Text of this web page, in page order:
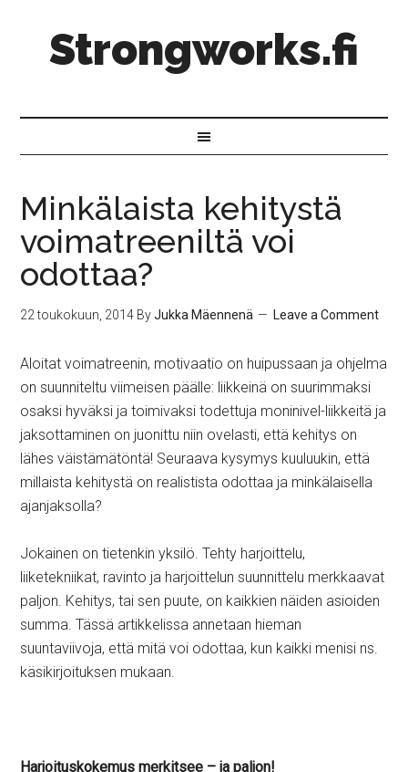
Strongworks.fi
Minkälaista kehitystä
voimatreeniltä voi
odottaa?
22 toukokuun, 2014 ByJukka Mäennenä Leave a Comment
Aloitat voimatreenin, motivaatio on huipussaan ja ohjelma
on suunniteltu viimeisen päälle: liikkeinä on suurimmaksi
osaksi hyväksi ja toimivaksi todettuja moninivel-liikkeitä ja
jaksottaminen on juonittu niin ovelasti, että kehitys on
lähes väistämätöntä! Seuraava kysymys kuuluukin, että
millaista kehitystä on realistista odottaa ja minkälaisella
ajanjaksolla?
Jokainen on tietenkin yksilö. Tehty harjoittelu,
liiketekniikat, ravinto ja harjoittelun suunnittelu merkkaavat
paljon. Kehitys, tai sen puute, on kaikkien näiden asioiden
summa. Tässä artikkelissa annetaan hieman
suuntaviivoja, että mitä voi odottaa, kun kaikki menisi ns.
käsikirjoituksen mukaan.
Harjoituskokemus merkitsee – ja paljon!